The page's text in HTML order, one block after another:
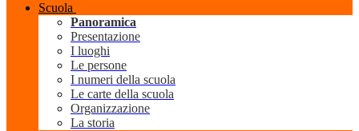
Scuola
Panoramica
Presentazione
I luoghi
Le persone
I numeri della scuola
Le carte della scuola
Organizzazione
La storia